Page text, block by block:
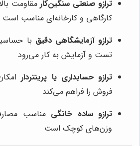
ترازو صنعتی سنگین‌کار مقاومت
کارگاهی و کارخانه‌ای مناسب است
ترازو آزمایشگاهی دقیق با
تست و آزمایش به کار می‌رود
ترازو حسابداری یا پرینتردار
فروش را فراهم می‌کند
ترازو ساده خانگی مناسب
وزن‌های کوچک است